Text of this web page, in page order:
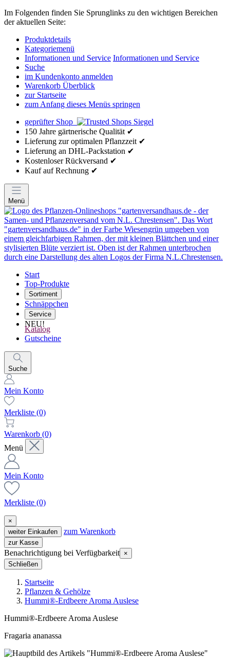
Im Folgenden finden Sie Sprunglinks zu den wichtigen Bereichen
der aktuellen Seite:
Produktdetails
Kategoriemenü
Informationen und Service Informationen und Service
Suche
im Kundenkonto anmelden
Warenkorb Überblick
zur Startseite
zum Anfang dieses Menüs springen
geprüfter Shop
150 Jahre gärtnerische Qualität ✔
Lieferung zur optimalen Pflanzzeit ✔
Lieferung an DHL-Packstation ✔
Kostenloser Rückversand ✔
Kauf auf Rechnung ✔
Menü
Start
Top-Produkte
Sortiment
Schnäppchen
Service
NEU!
Katalog
Gutscheine
Suche
Mein Konto
Merkliste (0)
Warenkorb (0)
Menü
Mein Konto
Merkliste (0)
×
weiter Einkaufen
zum Warenkorb
zur Kasse
Benachrichtigung bei Verfügbarkeit ×
Schließen
Startseite
Pflanzen & Gehölze
Hummi®-Erdbeere Aroma Auslese
Hummi®-Erdbeere Aroma Auslese
Fragaria ananassa